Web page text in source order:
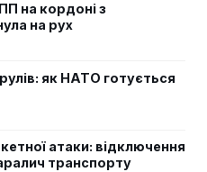
на кордоні з
на рух
як НАТО готується
атаки: відключення
транспорту